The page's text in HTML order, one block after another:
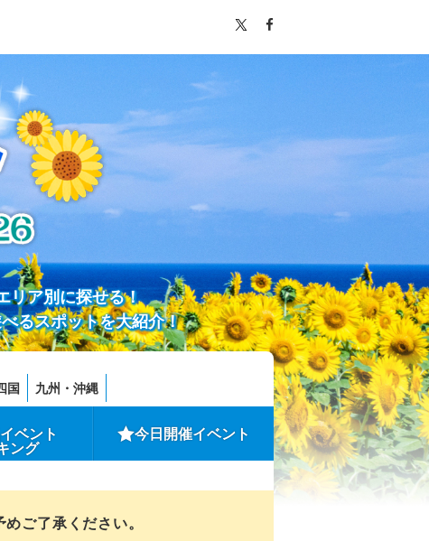
リア別に探せる！
るスポットを大紹介！
国 九州・沖縄
ベント
ング
今日開催イベント
ご了承ください。